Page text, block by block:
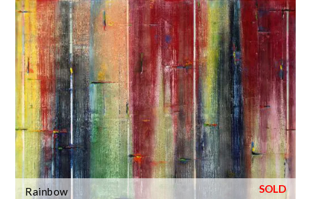
Rainbow